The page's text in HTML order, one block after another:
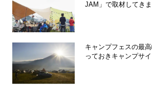
JAM」で取材してきま
キャンプフェスの最
っておきキャンプサイ